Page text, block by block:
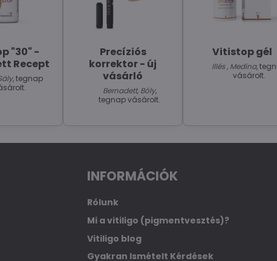
"30" -
Recept
, tegnap
Precíziós
korrektor - új
vásárló
Bernadett, Bóly,
tegnap vásárolt.
Vitistop gél
Illés , Medina,
vásárolt.
INFORMÁCIÓK
Rólunk
Mi a vitiligo (pigmentvesztés)?
Vitiligo blog
Gyakran Ismételt Kérdések